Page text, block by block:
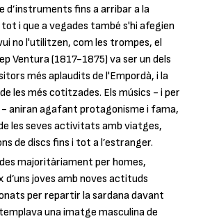
d’instruments fins a arribar a la
i que a vegades també s'hi afegien
no l'utilitzen, com les trompes, el
Ventura (1817-1875) va ser un dels
més aplaudits de l'Empordà, i la
les més cotitzades. Els músics - i per
- aniran agafant protagonisme i fama,
les seves activitats amb viatges,
de discs fins i tot a l’estranger.
majoritàriament per homes,
d’uns joves amb noves actituds
per repartir la sardana davant
una imatge masculina de